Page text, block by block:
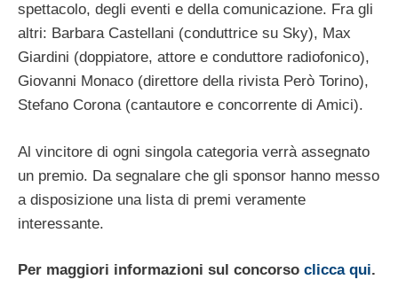
spettacolo, degli eventi e della comunicazione. Fra gli
altri: Barbara Castellani (conduttrice su Sky), Max
Giardini (doppiatore, attore e conduttore radiofonico),
Giovanni Monaco (direttore della rivista Però Torino),
Stefano Corona (cantautore e concorrente di Amici).
Al vincitore di ogni singola categoria verrà assegnato
un premio. Da segnalare che gli sponsor hanno messo
a disposizione una lista di premi veramente
interessante.
Per maggiori informazioni sul concorso clicca qui.